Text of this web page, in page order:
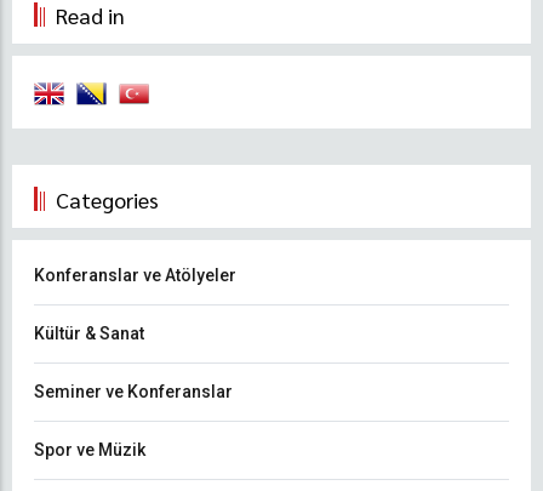
Read in
Categories
Konferanslar ve Atölyeler
Kültür & Sanat
Seminer ve Konferanslar
Spor ve Müzik